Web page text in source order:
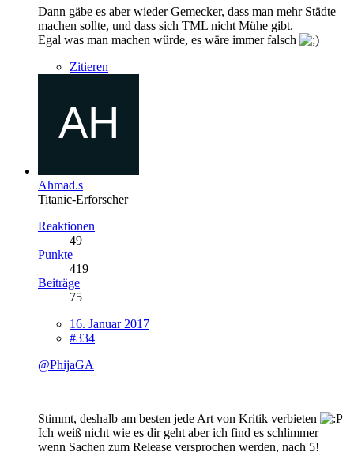
Dann gäbe es aber wieder Gemecker, dass man mehr Städte
machen sollte, und dass sich TML nicht Mühe gibt.
Egal was man machen würde, es wäre immer falsch
Zitieren
Ahmad.s
Titanic-Erforscher
Reaktionen
49
Punkte
419
Beiträge
75
16. Januar 2017
#334
@PhijaGA
Stimmt, deshalb am besten jede Art von Kritik verbieten
Ich weiß nicht wie es dir geht aber ich find es schlimmer
wenn Sachen zum Release versprochen werden, nach 5!